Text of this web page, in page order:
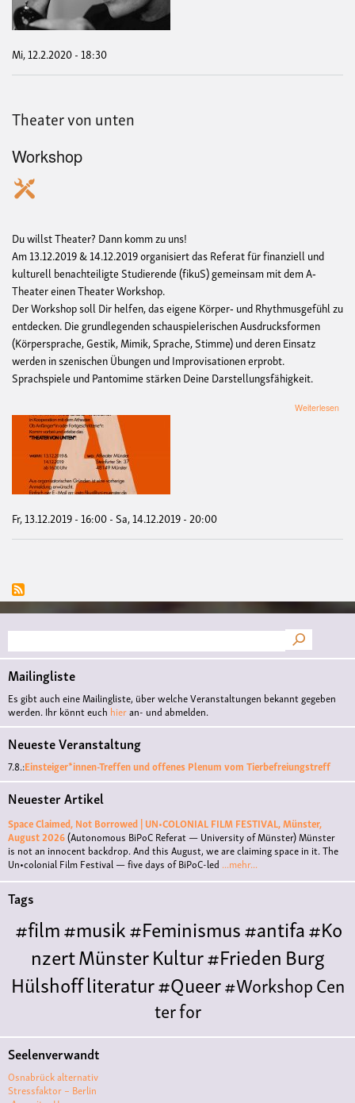
Mi, 12.2.2020 - 18:30
Theater von unten
Workshop
Du willst Theater? Dann komm zu uns!
Am 13.12.2019 & 14.12.2019 organisiert das Referat für finanziell und
kulturell benachteiligte Studierende (fikuS) gemeinsam mit dem A‐
Theater einen Theater Workshop.
Der Workshop soll Dir helfen, das eigene Körper‐ und Rhythmusgefühl zu
entdecken. Die grundlegenden schauspielerischen Ausdrucksformen
(Körpersprache, Gestik, Mimik, Sprache, Stimme) und deren Einsatz
werden in szenischen Übungen und Improvisationen erprobt.
Sprachspiele und Pantomime stärken Deine Darstellungsfähigkeit.
Weiterlesen
Fr, 13.12.2019 - 16:00-Sa, 14.12.2019 - 20:00
Suche
Mailingliste
Es gibt auch eine Mailingliste, über welche Veranstaltungen bekannt gegeben
werden. Ihr könnt euch hieran- und abmelden.
Neueste Veranstaltung
7.8.:Einsteiger*innen-Treffen und offenes Plenum vom Tierbefreiungstreff
Neuester Artikel
Space Claimed, Not Borrowed | UN•COLONIAL FILM FESTIVAL, Münster,
August 2026(Autonomous BiPoC Referat — University of Münster)Münster
is not an innocent backdrop. And this August, we are claiming space in it. The
Un•colonial Film Festival — five days of BiPoC-led ...mehr...
Tags
#film#musik#Feminismus#antifa#Ko
nzertMünsterKultur#FriedenBurg
Hülshoffliteratur#Queer#WorkshopCen
ter for
LiteraturePolyamoriePolytreff#liveKonzert
Polyamorietreff
Monogamie
Seelenverwandt
Osnabrück alternativ
Stressfaktor – Berlin